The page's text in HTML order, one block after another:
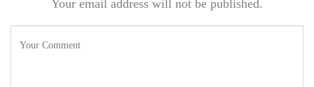
Your email address will not be published.